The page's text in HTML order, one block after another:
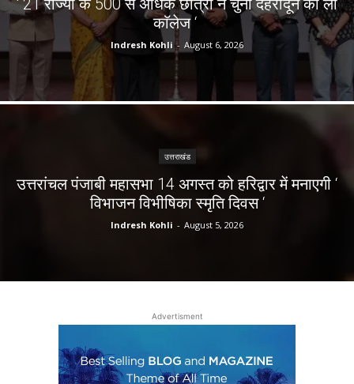
काॅलेज ‘
Indresh Kohli - August 6, 2026
उत्तराखंड
उत्तरांचल पंजाबी महासभा 14 अगस्त को हरिद्वार में मनाएगी ‘
विभाजन विभीषिका स्मृति दिवस ‘
Indresh Kohli - August 5, 2026
Advertisment